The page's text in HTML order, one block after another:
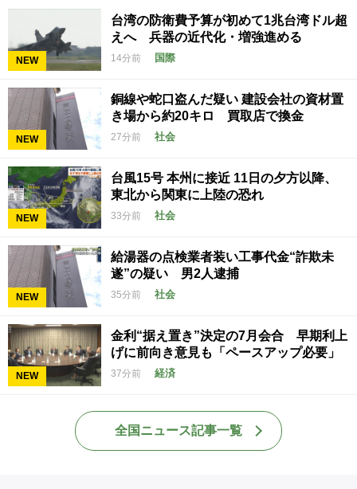
NEW
台湾の防衛費予算が初めて1兆台湾ドル超
えへ 兵器の近代化・増強進める
14分前 国際
NEW
銅線や蛇口盗んだ疑い 建設会社の資材置
き場から約20キロ 買取店で換金
27分前 社会
NEW
台風15号 本州に接近 11日の夕方以降、
東北から関東に上陸の恐れ
33分前 社会
NEW
給湯器の点検業者装い工事代金“詐欺未
遂”の疑い 男2人逮捕
35分前 社会
NEW
金利“据え置き”決定の7月会合 早期利上
げに前向き意見も「ペースアップ必要」
37分前 経済
全国ニュース記事一覧